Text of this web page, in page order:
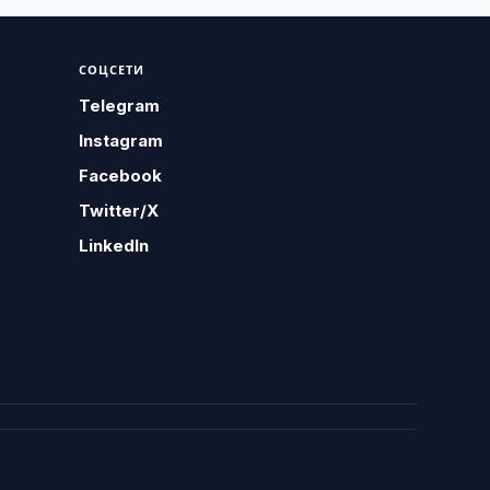
СОЦСЕТИ
Telegram
Instagram
Facebook
Twitter/X
LinkedIn